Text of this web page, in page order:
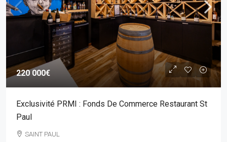
220 000€
Exclusivité PRMI : Fonds De Commerce Restaurant St
Paul
SAINT PAUL